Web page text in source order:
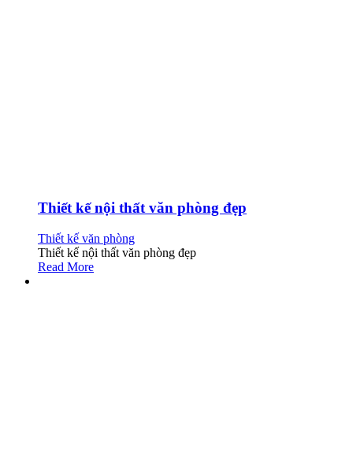
Thiết kế nội thất văn phòng đẹp
Thiết kế văn phòng
Thiết kế nội thất văn phòng đẹp
Read More